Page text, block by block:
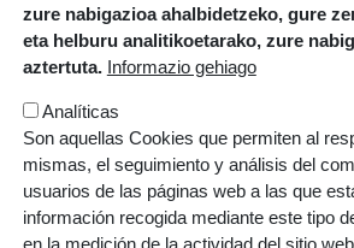
Zuazo errepidea, 29. 01200
T.
945 300 215 E.
ORRI-OINA
Contacto Trabaja con
Cookien politika Pribatutasun
zure nabigazioa ahalbidetzeko, gure
eta helburu analitikoetarako, zure
aztertuta. Informazio gehiago
Analíticas
Son aquellas Cookies que permiten al
mismas, el seguimiento y análisis del
usuarios de las páginas web a las que
información recogida mediante este tipo